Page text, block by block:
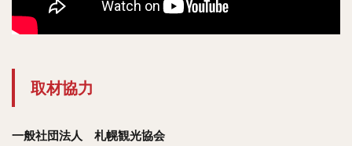
取材協力
一般社団法人 札幌観光協会